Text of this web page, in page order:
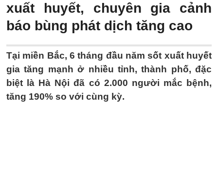
xuất huyết, chuyên gia cảnh
báo bùng phát dịch tăng cao
Tại miền Bắc, 6 tháng đầu năm sốt xuất huyết
gia tăng mạnh ở nhiều tỉnh, thành phố, đặc
biệt là Hà Nội đã có 2.000 người mắc bệnh,
tăng 190% so với cùng kỳ.